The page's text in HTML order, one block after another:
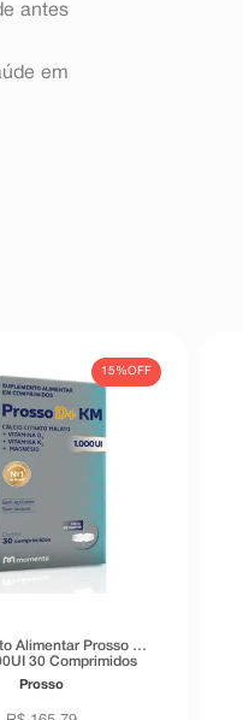
antes
em
15%OFF
Alimentar Prosso D+
30 Comprimidos
Prosso